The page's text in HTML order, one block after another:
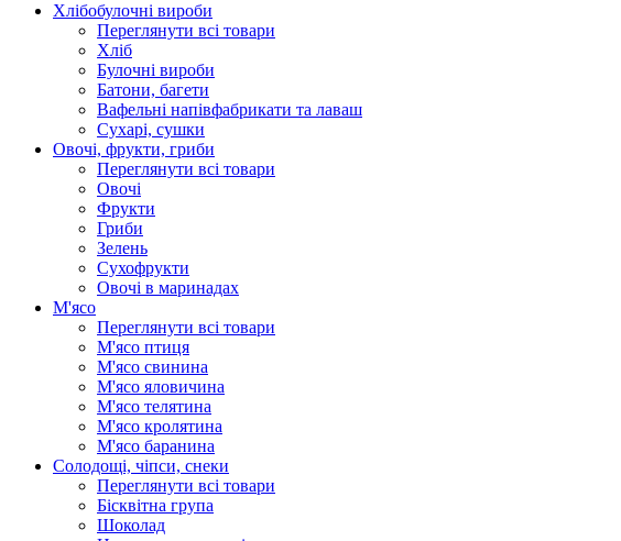
Хлібобулочні вироби
Переглянути всі товари
Хліб
Булочні вироби
Батони, багети
Вафельні напівфабрикати та лаваш
Сухарі, сушки
Овочі, фрукти, гриби
Переглянути всі товари
Овочі
Фрукти
Гриби
Зелень
Сухофрукти
Овочі в маринадах
М'ясо
Переглянути всі товари
М'ясо птиця
М'ясо свинина
М'ясо яловичина
М'ясо телятина
М'ясо кролятина
М'ясо баранина
Солодощі, чіпси, снеки
Переглянути всі товари
Бісквітна група
Шоколад